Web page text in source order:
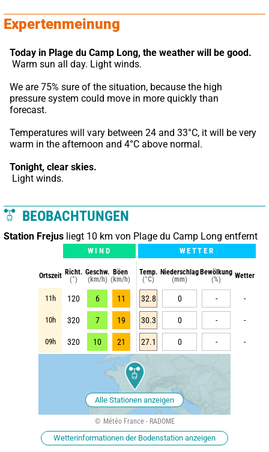
Expertenmeinung
Today in Plage du Camp Long, the weather will be good.
Warm sun all day. Light winds.
We are 75% sure of the situation, because the high
pressure system could move in more quickly than
forecast.
Temperatures will vary between 24 and 33°C, it will be very
warm in the afternoon and 4°C above normal.
Tonight, clear skies.
Light winds.
BEOBACHTUNGEN
Station Frejus liegt 10 km von Plage du Camp Long entfernt
WIND WETTER
Ortszeit Richt.
(°)
Geschw.
(km/h)
Böen
(km/h)
Temp.
(°C)
Niederschlag
(mm)
Bewölkung
(%)
Wetter
11h 120 6 11 32.8 0 - -
10h 320 7 19 30.3 0 - -
09h 320 10 21 27.1 0 - -
Alle Stationen anzeigen
Météo France - RADOME
Wetterinformationen der Bodenstation anzeigen